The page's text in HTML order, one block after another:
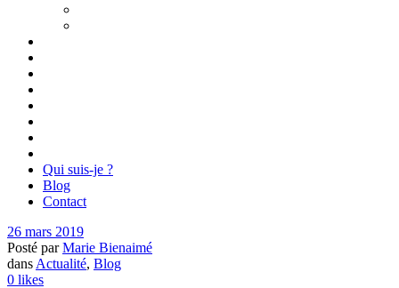
Qui suis-je ?
Blog
Contact
26 mars 2019
Posté parMarie Bienaimé
dans Actualité, Blog
0 likes